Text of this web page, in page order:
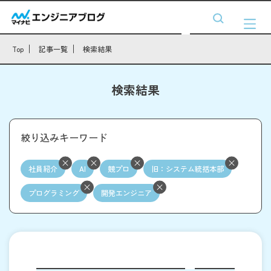
Top 記事一覧 検索結果
検索結果
絞り込みキーワード
社員紹介 AI 競プロ 旧：システム統括本部
プログラミング 開発エンジニア